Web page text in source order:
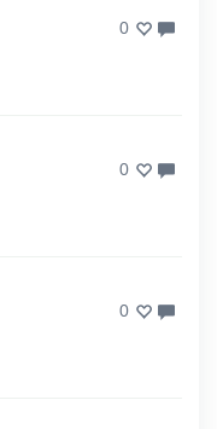
0
0
0